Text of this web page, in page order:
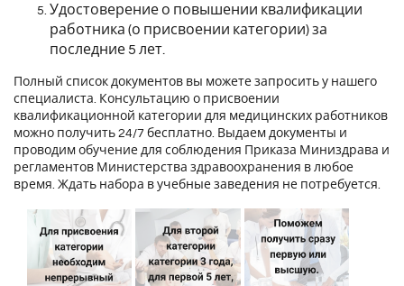
Удостоверение о повышении квалификации
работника (о присвоении категории) за
последние 5 лет.
Полный список документов вы можете запросить у нашего
специалиста. Консультацию о присвоении
квалификационной категории для медицинских работников
можно получить 24/7 бесплатно. Выдаем документы и
проводим обучение для соблюдения Приказа Миниздрава и
регламентов Министерства здравоохранения в любое
время. Ждать набора в учебные заведения не потребуется.